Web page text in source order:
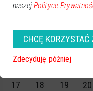
sierpień
28 29 30
3
4 5
17
18 19 20
naszej Polityce
CHCĘ
Zdecyduję później